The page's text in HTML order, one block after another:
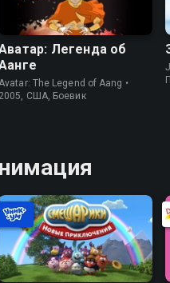
Легенда об
The Legend of Aang •
2005, США, Боевик